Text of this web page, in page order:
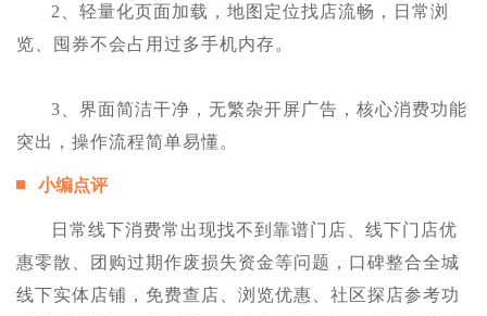
2、轻量化页面加载，地图定位找店流畅，日常浏
览、囤券不会占用过多手机内存。
3、界面简洁干净，无繁杂开屏广告，核心消费功能
突出，操作流程简单易懂。
小编点评
日常线下消费常出现找不到靠谱门店、线下门店优
惠零散、团购过期作废损失资金等问题，口碑整合全城
线下实体店铺，免费查店、浏览优惠、社区探店参考功